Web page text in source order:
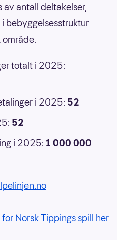
antall deltakelser,
bebyggelsesstruktur
totalt i 2025:
i 2025: 52
52
i 2025: 1 000 000
Norsk Tippings spill her